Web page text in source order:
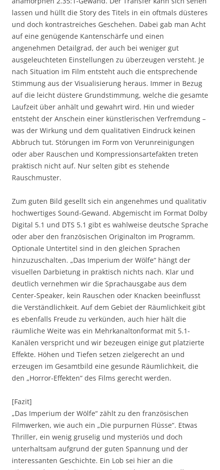
lassen und hüllt die Story des Titels in ein oftmals düsteres
und doch kontrastreiches Geschehen. Dabei gab man Acht
auf eine genügende Kantenschärfe und einen
angenehmen Detailgrad, der auch bei weniger gut
ausgeleuchteten Einstellungen zu überzeugen versteht. Je
nach Situation im Film entsteht auch die entsprechende
Stimmung aus der Visualisierung heraus. Immer in Bezug
auf die leicht düstere Grundstimmung, welche die gesamte
Laufzeit über anhält und gewahrt wird. Hin und wieder
entsteht der Anschein einer künstlerischen Verfremdung –
was der Wirkung und dem qualitativen Eindruck keinen
Abbruch tut. Störungen im Form von Verunreinigungen
oder aber Rauschen und Kompressionsartefakten treten
praktisch nicht auf. Nur selten gibt es stehende
Rauschmuster.
Zum guten Bild gesellt sich ein angenehmes und qualitativ
hochwertiges Sound-Gewand. Abgemischt im Format Dolby
Digital 5.1 und DTS 5.1 gibt es wahlweise deutsche Sprache
oder aber den französischen Originalton im Programm.
Optionale Untertitel sind in den gleichen Sprachen
hinzuzuschalten. „Das Imperium der Wölfe“ hängt der
visuellen Darbietung in praktisch nichts nach. Klar und
deutlich vernehmen wir die Sprachausgabe aus dem
Center-Speaker, kein Rauschen oder Knacken beeinflusst
die Verständlichkeit. Auf dem Gebiet der Räumlichkeit gibt
es ebenfalls Freude zu verkünden, auch hier hält die
räumliche Weite was ein Mehrkanaltonformat mit 5.1-
Kanälen verspricht und wir bezeugen einige gut platzierte
Effekte. Höhen und Tiefen setzen zielgerecht an und
erzeugen im Gesamtbild eine gesunde Räumlichkeit, die
den „Horror-Effekten“ des Films gerecht werden.
[Fazit]
„Das Imperium der Wölfe“ zählt zu den französischen
Filmwerken, wie auch ein „Die purpurnen Flüsse“. Etwas
Thriller, ein wenig gruselig und mysteriös und doch
unterhaltsam aufgrund der guten Spannung und der
interessanten Geschichte. Ein Lob sei hier an die